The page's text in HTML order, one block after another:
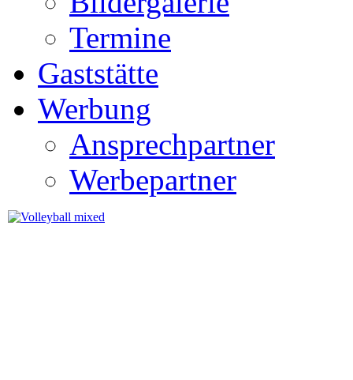
Termine
Gaststätte
Werbung
Ansprechpartner
Werbepartner